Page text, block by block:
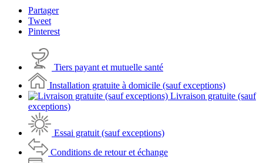
Partager
Tweet
Pinterest
Tiers payant et mutuelle santé
Installation gratuite à domicile (sauf exceptions)
Livraison gratuite (sauf
exceptions)
Essai gratuit (sauf exceptions)
Conditions de retour et échange